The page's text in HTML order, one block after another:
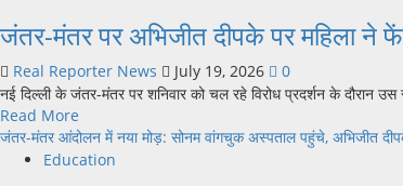
कई
मार्गों
पर
रहेगा
डायवर्जन;
घर
मंतर
पर
‘चलो
संसद’
के
दौरान
जंतर-मंतर पर अभिजीत दीपके पर महिला ने
Real Reporter News July 19, 2026
0
नई दिल्ली के जंतर-मंतर पर शनिवार को चल रहे विरोध प्रदर्शन के दौरान
Read More
more
about
जंतर-मंतर आंदोलन में नया मोड़: सोनम वांगचुक अस्पताल पहुंचे, अभिजीत
Education